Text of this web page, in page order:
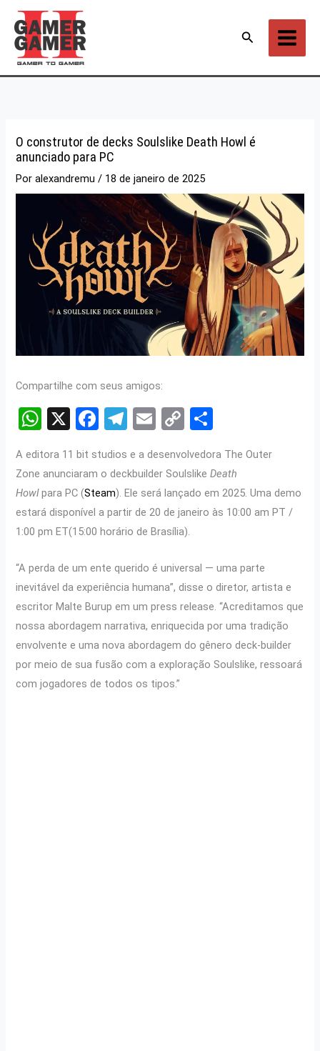
para
conteúdo
Pesquisar
O construtor de decks Soulslike Death Howl é
anunciado para PC
Poralexandremu/ 18 de janeiro de 2025
Compartilhe com seus amigos:
W
at
s
A
p
X
F
ce
b
o
o
T
e
gr
a
m
E
ail
C
py
Li
n
k
ar
e
A editora 11 bit studios e a desenvolvedora The Outer
Zone anunciaram o deckbuilder SoulslikeDeath
Howlpara PC (Steam). Ele será lançado em 2025. Uma demo
estará disponível a partir de 20 de janeiro às 10:00 am PT /
1:00 pm ET(15:00 horário de Brasília).
“A perda de um ente querido é universal — uma parte
inevitável da experiência humana”, disse o diretor, artista e
escritor Malte Burup em um press release. “Acreditamos que
nossa abordagem narrativa, enriquecida por uma tradição
envolvente e uma nova abordagem do gênero deck-builder
por meio de sua fusão com a exploração Soulslike, ressoará
com jogadores de todos os tipos.”